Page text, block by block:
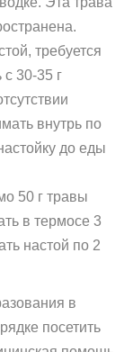
требуется
30-35 г
внутрь по
до еды
50 г травы
в термосе 3
настой по 2
в
посетить